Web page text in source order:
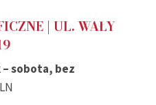
| UL. WAŁY
sobota, bez